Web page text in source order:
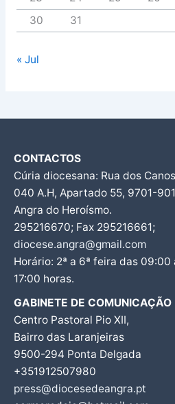
30
31
« Jul
CONTACTOS
Cúria diocesana: Rua dos
040 A.H, Apartado 55, 9701-901
Angra do Heroísmo.
295216670; Fax 295216661;
diocese.angra@gmail.com
Horário: 2ª a 6ª feira das
17:00 horas.
GABINETE DE COMUNICAÇÃO
Centro Pastoral Pio XII,
Bairro das Laranjeiras
9500-294 Ponta Delgada
+351912507980
press@diocesedeangra.pt